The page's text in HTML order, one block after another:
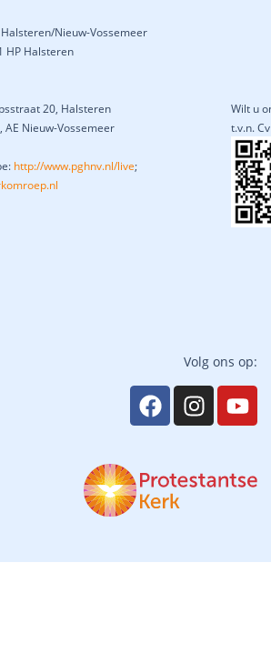
Nieuw-Vossemeer
HP Halsteren
20, Halsteren
AE Nieuw-Vossemeer
http://www.pghnv.nl/live;
Wilt u
t.v.n.
Volg ons op: